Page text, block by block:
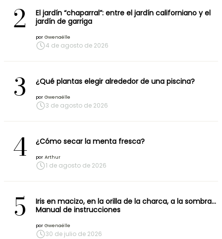
2
El jardín “chaparral”: entre el jardín californiano y el
jardín de garriga
por Gwenaëlle
4 de agosto de 2026
3 ¿Qué plantas elegir alrededor de una piscina?
por Gwenaëlle
3 de agosto de 2026
4 ¿Cómo secar la menta fresca?
por Arthur
1 de agosto de 2026
5
Iris en macizo, en la orilla de la charca, a la sombra…
Manual de instrucciones
por Gwenaëlle
30 de julio de 2026